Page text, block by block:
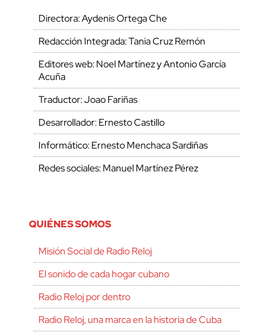
Directora: Aydenis Ortega Che
Redacción Integrada: Tania Cruz Remón
Editores web: Noel Martínez y Antonio García
Acuña
Traductor: Joao Fariñas
Desarrollador: Ernesto Castillo
Informático: Ernesto Menchaca Sardiñas
Redes sociales: Manuel Martínez Pérez
QUIÉNES SOMOS
Misión Social de Radio Reloj
El sonido de cada hogar cubano
Radio Reloj por dentro
Radio Reloj, una marca en la historia de Cuba